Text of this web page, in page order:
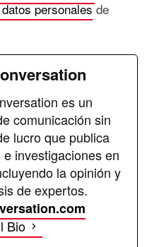
personalesde
es un
comunicación sin
lucro que publica
e investigaciones en
la opinión y
de expertos.
Bio